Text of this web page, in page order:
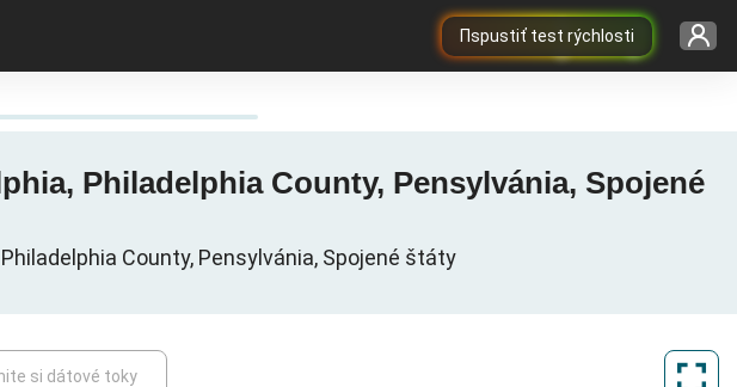
Пspustiť test rýchlosti
Philadelphia County, Pensylvánia, Spojené
County, Pensylvánia, Spojené štáty
si dátové toky